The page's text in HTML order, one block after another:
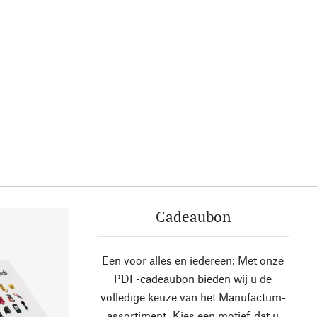
Cadeaubon
Een voor alles en iedereen: Met onze
PDF-cadeaubon bieden wij u de
volledige keuze van het Manufactum-